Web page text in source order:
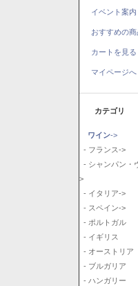
イベント案内
おすすめの商
カートを見る
マイページへ
カテゴリ
ワイン->
- フランス->
- シャンパン・
>
- イタリア->
- スペイン->
- ポルトガル
- イギリス
- オーストリア
- ブルガリア
- ハンガリー